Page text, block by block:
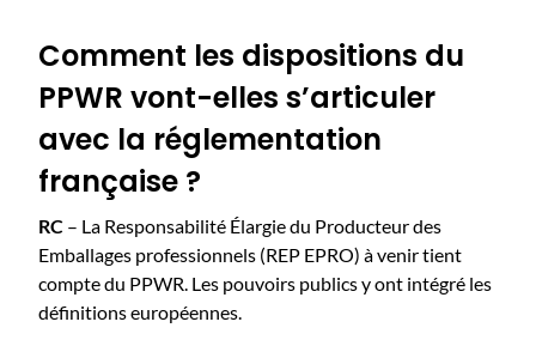
Comment les dispositions du
PPWR vont-elles s’articuler
avec la réglementation
française ?
RC – La Responsabilité Élargie du Producteur des
Emballages professionnels (REP EPRO) à venir tient
compte du PPWR. Les pouvoirs publics y ont intégré les
définitions européennes.